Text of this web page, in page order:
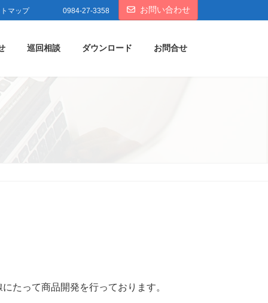
マップ 0984-27-3358 お問い合わせ
巡回相談 ダウンロード お問合せ
たって商品開発を行っております。